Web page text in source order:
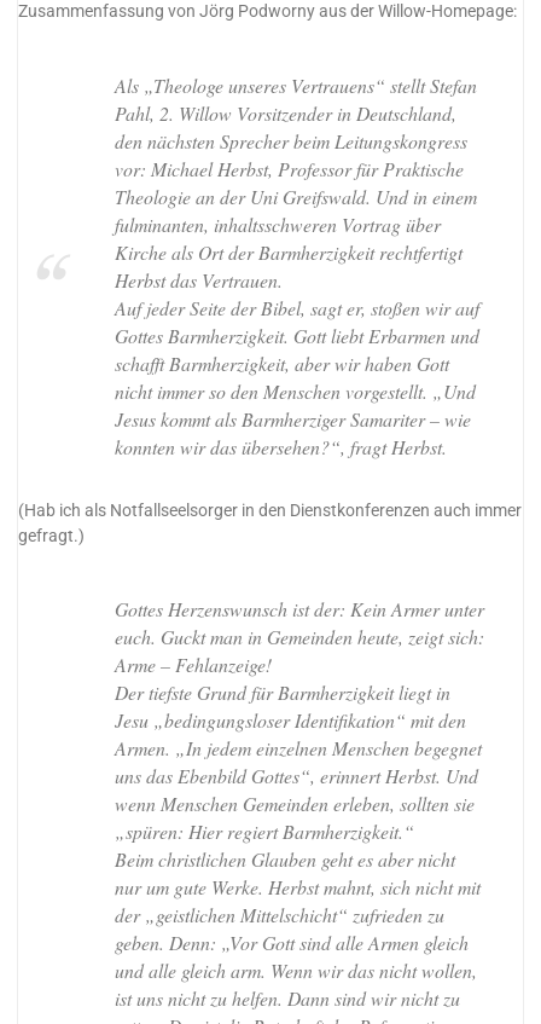
Zusammenfassung von Jörg Podworny aus der Willow-Homepage:
Als „Theologe unseres Vertrauens“ stellt Stefan
Pahl, 2. Willow Vorsitzender in Deutschland,
den nächsten Sprecher beim Leitungskongress
vor: Michael Herbst, Professor für Praktische
Theologie an der Uni Greifswald. Und in einem
fulminanten, inhaltsschweren Vortrag über
Kirche als Ort der Barmherzigkeit rechtfertigt
Herbst das Vertrauen.
Auf jeder Seite der Bibel, sagt er, stoßen wir auf
Gottes Barmherzigkeit. Gott liebt Erbarmen und
schafft Barmherzigkeit, aber wir haben Gott
nicht immer so den Menschen vorgestellt. „Und
Jesus kommt als Barmherziger Samariter – wie
konnten wir das übersehen?“, fragt Herbst.
(Hab ich als Notfallseelsorger in den Dienstkonferenzen auch immer
gefragt.)
Gottes Herzenswunsch ist der: Kein Armer unter
euch. Guckt man in Gemeinden heute, zeigt sich:
Arme – Fehlanzeige!
Der tiefste Grund für Barmherzigkeit liegt in
Jesu „bedingungsloser Identifikation“ mit den
Armen. „In jedem einzelnen Menschen begegnet
uns das Ebenbild Gottes“, erinnert Herbst. Und
wenn Menschen Gemeinden erleben, sollten sie
„spüren: Hier regiert Barmherzigkeit.“
Beim christlichen Glauben geht es aber nicht
nur um gute Werke. Herbst mahnt, sich nicht mit
der „geistlichen Mittelschicht“ zufrieden zu
geben. Denn: „Vor Gott sind alle Armen gleich
und alle gleich arm. Wenn wir das nicht wollen,
ist uns nicht zu helfen. Dann sind wir nicht zu